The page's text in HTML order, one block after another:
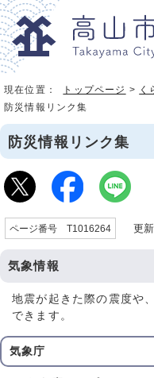
現在位置： トップページ > く
防災情報リンク集
防災情報リンク集
ページ番号 T1016264 更新
気象情報
地震が起きた際の震度や
できます。
気象庁